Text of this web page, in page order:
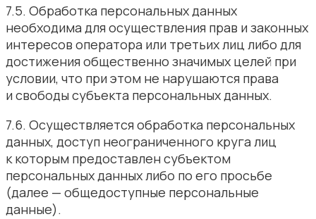
7.5. Обработка персональных данных
необходима для осуществления прав и законных
интересов оператора или третьих лиц либо для
достижения общественно значимых целей при
условии, что при этом не нарушаются права
и свободы субъекта персональных данных.
7.6. Осуществляется обработка персональных
данных, доступ неограниченного круга лиц
к которым предоставлен субъектом
персональных данных либо по его просьбе
(далее — общедоступные персональные
данные).